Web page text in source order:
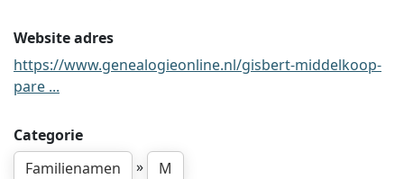
Website adres
https://www.genealogieonline.nl/gisbert-middelkoop-
pare ...
Categorie
Familienamen
» M